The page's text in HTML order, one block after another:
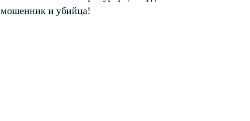
мошенник и убийца!